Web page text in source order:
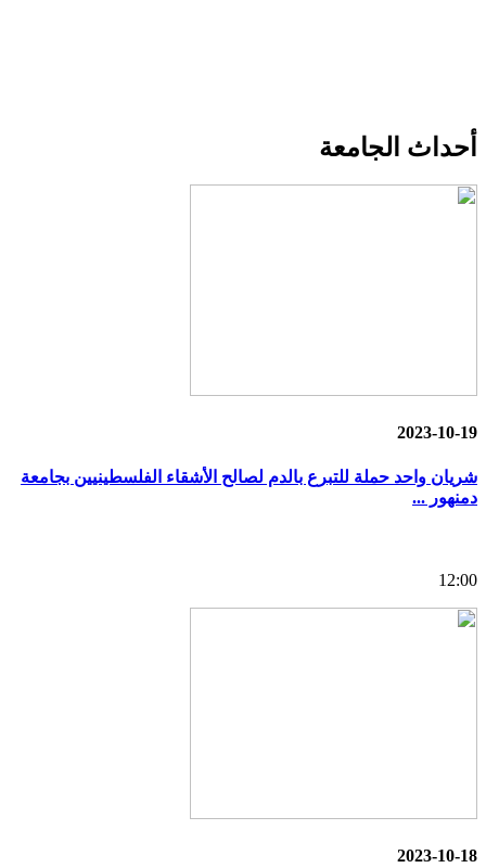
أحداث الجامعة
2023-10-19
شريان واحد حملة للتبرع بالدم لصالح الأشقاء الفلسطينيين بجامعة
دمنهور ...
12:00
2023-10-18